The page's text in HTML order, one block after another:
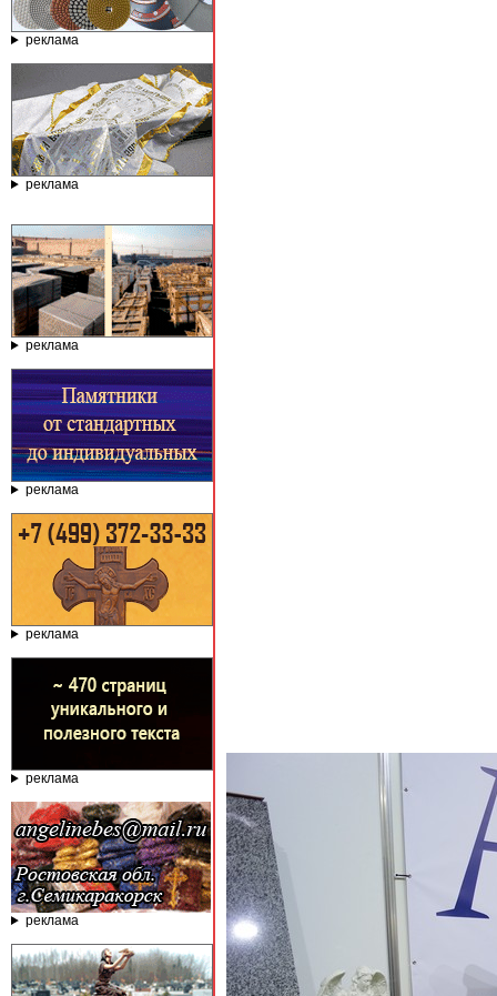
реклама
реклама
реклама
реклама
реклама
реклама
реклама